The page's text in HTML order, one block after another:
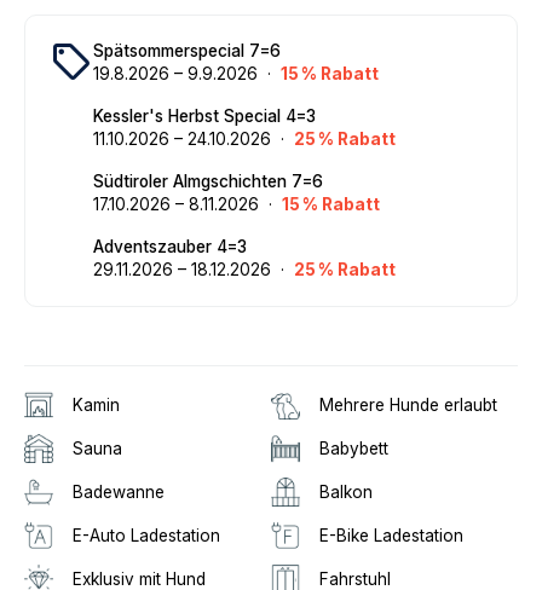
local_offerSpätsommerspecial 7=6
19.8.2026 – 9.9.2026 · 15% Rabatt
Kessler's Herbst Special 4=3
11.10.2026 – 24.10.2026 · 25% Rabatt
Südtiroler Almgschichten 7=6
17.10.2026 – 8.11.2026 · 15% Rabatt
Adventszauber 4=3
29.11.2026 – 18.12.2026 · 25% Rabatt
Kamin Mehrere Hunde erlaubt
Sauna Babybett
Badewanne Balkon
E-Auto Ladestation E-Bike Ladestation
Exklusiv mit Hund Fahrstuhl